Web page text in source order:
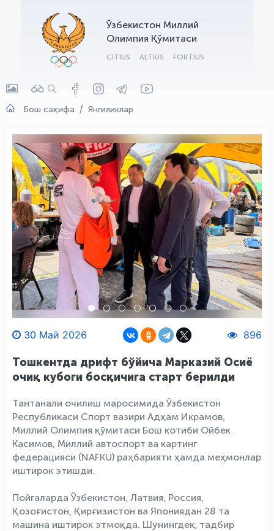
Ўзбекистон Миллий
Олимпия Қўмитаси
CITIUS ALTIUS FORTIUS
Бош саҳифа Янгиликлар
30 Май 2026 896
Тошкентда дрифт бўйича Марказий Осиё
очиқ кубоги босқичига старт берилди
Тантанали очилиш маросимида Ўзбекистон
Республикаси Спорт вазири Адҳам Икрамов,
Миллий Олимпия қўмитаси Бош котиби Ойбек
Касимов, Миллий автоспорт ва картинг
федерацияси (NAFKU) раҳбарияти ҳамда меҳмонлар
иштирок этишди.
Пойгаларда Ўзбекистон, Латвия, Россия,
Қозоғистон, Қирғизистон ва Япониядан 28 та
машина иштирок этмоқда. Шунингдек, тадбир
OLYMPCHIK AI - yordamchi
Онлайн · olympic.uz